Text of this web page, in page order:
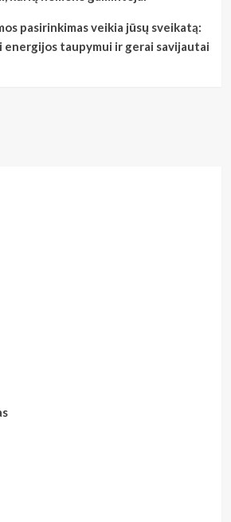
pasirinkimas veikia jūsų sveikatą:
taupymui ir gerai savijautai